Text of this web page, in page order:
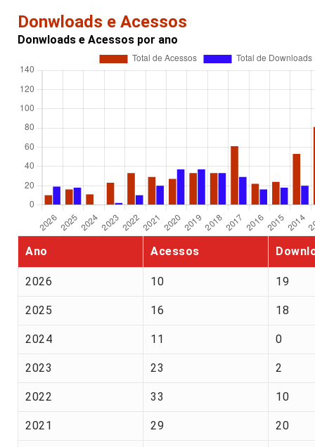
Donwloads e Acessos
Donwloads e Acessos por ano
Ano Acessos
2026 10 19
2025 16 18
2024 11 0
2023 23 2
2022 33 10
2021 29 20